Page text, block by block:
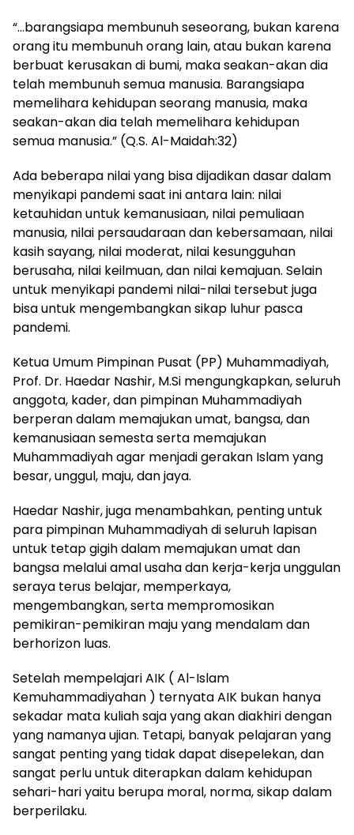
“…barangsiapa membunuh seseorang, bukan karena
orang itu membunuh orang lain, atau bukan karena
berbuat kerusakan di bumi, maka seakan-akan dia
telah membunuh semua manusia. Barangsiapa
memelihara kehidupan seorang manusia, maka
seakan-akan dia telah memelihara kehidupan
semua manusia.” (Q.S. Al-Maidah:32)
Ada beberapa nilai yang bisa dijadikan dasar dalam
menyikapi pandemi saat ini antara lain: nilai
ketauhidan untuk kemanusiaan, nilai pemuliaan
manusia, nilai persaudaraan dan kebersamaan, nilai
kasih sayang, nilai moderat, nilai kesungguhan
berusaha, nilai keilmuan, dan nilai kemajuan. Selain
untuk menyikapi pandemi nilai-nilai tersebut juga
bisa untuk mengembangkan sikap luhur pasca
pandemi.
Ketua Umum Pimpinan Pusat (PP) Muhammadiyah,
Prof. Dr. Haedar Nashir, M.Si mengungkapkan, seluruh
anggota, kader, dan pimpinan Muhammadiyah
berperan dalam memajukan umat, bangsa, dan
kemanusiaan semesta serta memajukan
Muhammadiyah agar menjadi gerakan Islam yang
besar, unggul, maju, dan jaya.
Haedar Nashir, juga menambahkan, penting untuk
para pimpinan Muhammadiyah di seluruh lapisan
untuk tetap gigih dalam memajukan umat dan
bangsa melalui amal usaha dan kerja-kerja unggulan
seraya terus belajar, memperkaya,
mengembangkan, serta mempromosikan
pemikiran-pemikiran maju yang mendalam dan
berhorizon luas.
Setelah mempelajari AIK ( Al-Islam
Kemuhammadiyahan ) ternyata AIK bukan hanya
sekadar mata kuliah saja yang akan diakhiri dengan
yang namanya ujian. Tetapi, banyak pelajaran yang
sangat penting yang tidak dapat disepelekan, dan
sangat perlu untuk diterapkan dalam kehidupan
sehari-hari yaitu berupa moral, norma, sikap dalam
berperilaku.